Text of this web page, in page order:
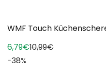
WMF Touch
6,79€10,99€
-38%